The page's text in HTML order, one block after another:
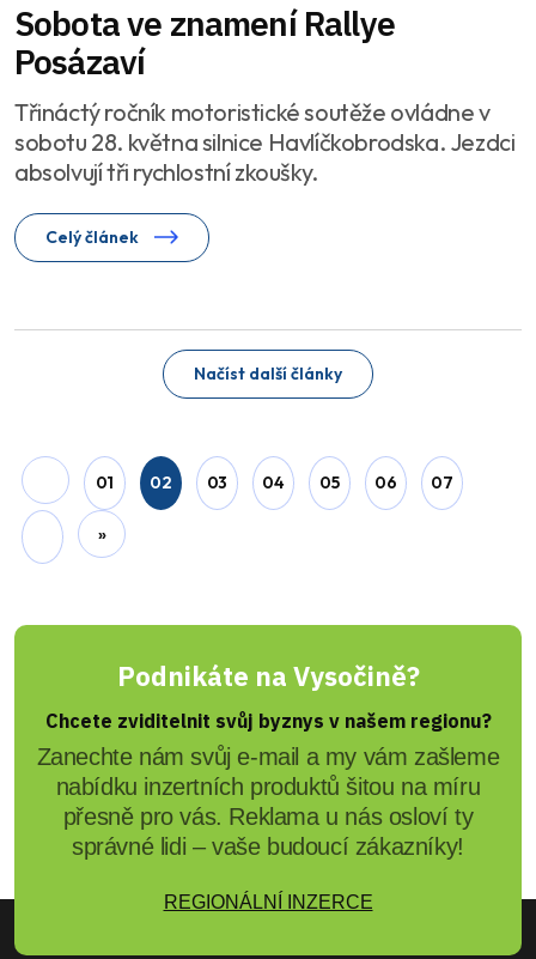
Sobota ve znamení Rallye
Posázaví
Třináctý ročník motoristické soutěže ovládne v
sobotu 28. května silnice Havlíčkobrodska. Jezdci
absolvují tři rychlostní zkoušky.
Celý článek
Načíst další články
01 02 03 04 05 06 07
»
Podnikáte na Vysočině?
Chcete zviditelnit svůj byznys v našem regionu?
Zanechte nám svůj e-mail a my vám zašleme
nabídku inzertních produktů šitou na míru
přesně pro vás. Reklama u nás osloví ty
správné lidi – vaše budoucí zákazníky!
REGIONÁLNÍ INZERCE